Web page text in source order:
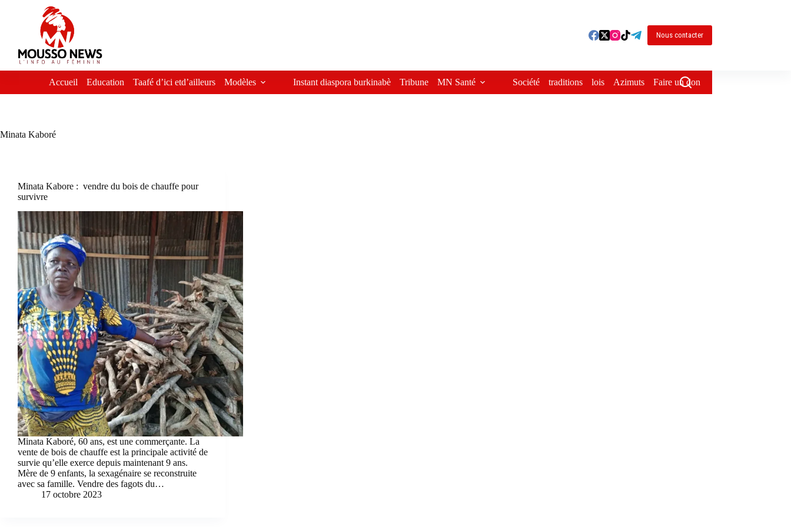
Nous contacter
Accueil Education Taafé d’ici etd’ailleurs Modèles Instant diaspora burkinabè Tribune MN Santé Société traditions lois Azimuts Faire un don
Minata Kaboré
Minata Kabore : vendre du bois de chauffe pour
survivre
Minata Kaboré, 60 ans, est une commerçante. La
vente de bois de chauffe est la principale activité de
survie qu’elle exerce depuis maintenant 9 ans.
Mère de 9 enfants, la sexagénaire se reconstruite
avec sa famille. Vendre des fagots du…
17 octobre 2023